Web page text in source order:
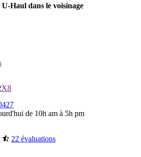
Haul dans le voisinage
de 10h am à 5h pm
22 évaluations